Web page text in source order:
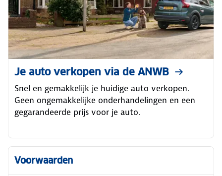
Je auto verkopen via de ANWB
Snel en gemakkelijk je huidige auto verkopen.
Geen ongemakkelijke onderhandelingen en een
gegarandeerde prijs voor je auto.
Voorwaarden